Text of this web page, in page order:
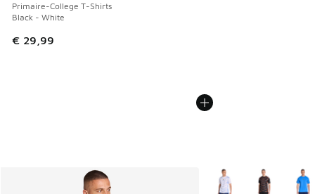
Primaire-College T-Shirts
Black - White
€ 29,99
Plus de couleurs